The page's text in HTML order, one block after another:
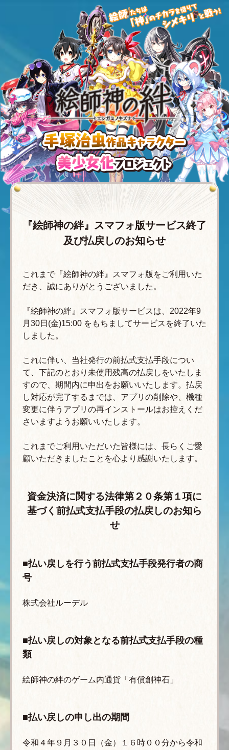
『絵師神の絆』スマフォ版サービス終了
及び払戻しのお知らせ
これまで『絵師神の絆』スマフォ版をご利用いた
だき、誠にありがとうございました。
『絵師神の絆』スマフォ版サービスは、2022年9
月30日(金)15:00 をもちましてサービスを終了いた
しました。
これに伴い、当社発行の前払式支払手段につい
て、下記のとおり未使用残高の払戻しをいたしま
すので、期間内に申出をお願いいたします。払戻
し対応が完了するまでは、アプリの削除や、機種
変更に伴うアプリの再インストールはお控えくだ
さいますようお願いいたします。
これまでご利用いただいた皆様には、長らくご愛
顧いただきましたことを心より感謝いたします。
資金決済に関する法律第２０条第１項に
基づく前払式支払手段の払戻しのお知ら
せ
■払い戻しを行う前払式支払手段発行者の商
号
株式会社ルーデル
■払い戻しの対象となる前払式支払手段の種
類
絵師神の絆のゲーム内通貨「有償創神石」
■払い戻しの申し出の期間
令和４年９月３０日（金）１６時００分から令和